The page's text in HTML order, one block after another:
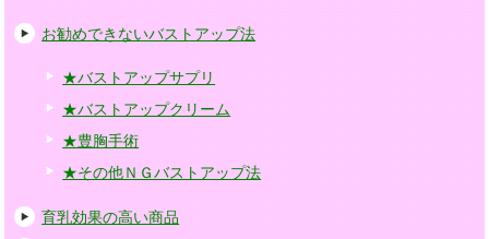
お勧めできないバストアップ法
★バストアップサプリ
★バストアップクリーム
★豊胸手術
★その他ＮＧバストアップ法
育乳効果の高い商品